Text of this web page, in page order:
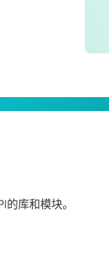
库和模块。